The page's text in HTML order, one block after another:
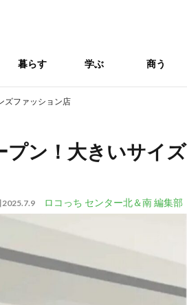
暮らす 学ぶ 商う
ズファッション店
プン！大きいサイズ
2025.7.9 ロコっち センター北＆南 編集部